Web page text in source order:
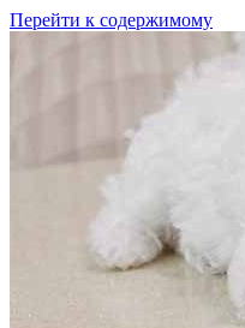
Перейти к содержимому